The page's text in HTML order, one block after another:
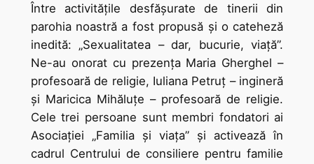
Între activităţile desfăşurate de tinerii din
parohia noastră a fost propusă şi o cateheză
inedită: „Sexualitatea – dar, bucurie, viaţă”.
Ne-au onorat cu prezenţa Maria Gherghel –
profesoară de religie, Iuliana Petruţ – ingineră
şi Maricica Mihăluţe – profesoară de religie.
Cele trei persoane sunt membri fondatori ai
Asociaţiei „Familia şi viaţa” şi activează în
cadrul Centrului de consiliere pentru familie